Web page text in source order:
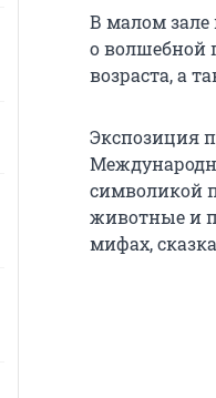
В малом зале
о волшебной
возраста, а
Экспозиция
символикой
животные и
мифах,